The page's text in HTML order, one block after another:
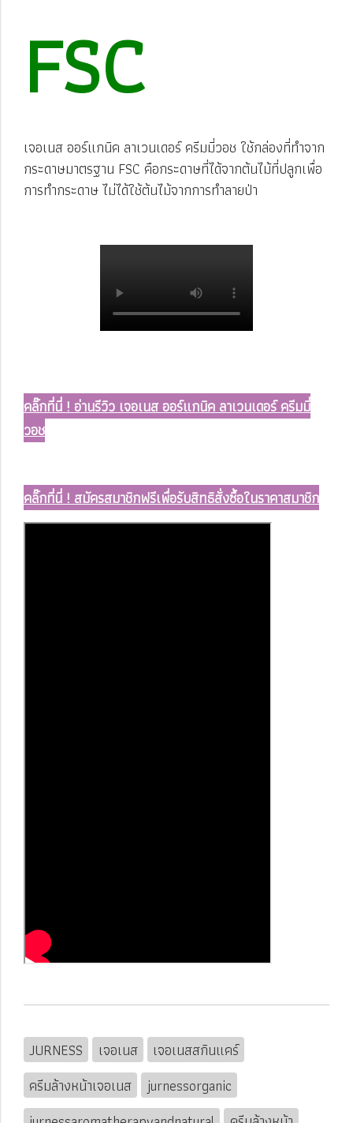
FSC
เจอเนส ออร์แกนิค ลาเวนเดอร์ ครีมมี่วอช ใช้กล่องที่ทำจาก
กระดาษมาตรฐาน FSC คือกระดาษที่ได้จากต้นไม้ที่ปลูกเพื่อ
การทำกระดาษ ไม่ได้ใช้ต้นไม้จากการทำลายป่า
คลิ๊กที่นี่ ! อ่านรีวิว เจอเนส ออร์แกนิค ลาเวนเดอร์ ครีมมี่
วอช
คลิ๊กที่นี่ ! สมัครสมาชิกฟรีเพื่อรับสิทธิสั่งซื้อในราคาสมาชิก
JURNESS เจอเนส
เจอเนสสกินแคร์
ครีมล้างหน้าเจอเนส
jurnessorganic